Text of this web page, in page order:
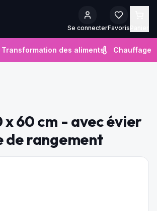
Se connecterFavoris
Transformation des aliments Chauffage
60 cm - avec évier
de rangement